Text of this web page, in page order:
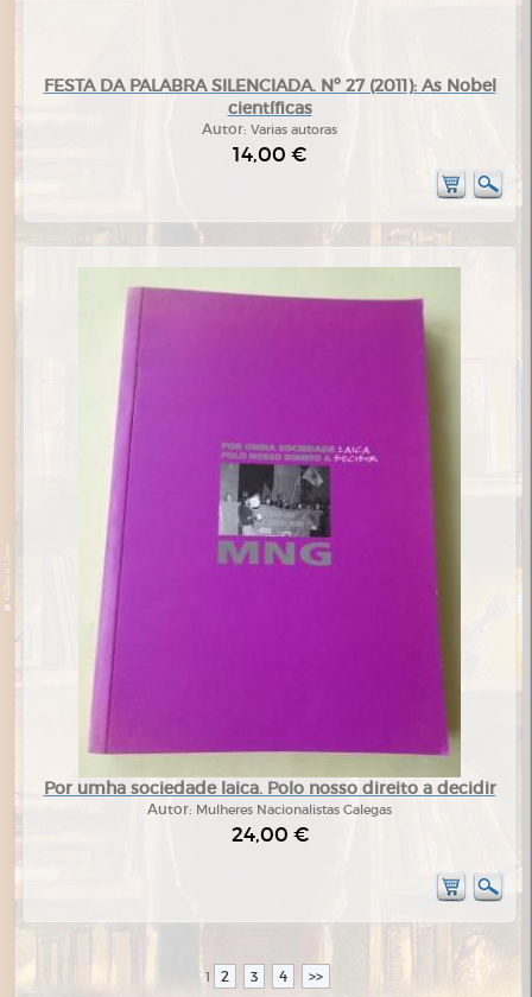
FESTA DA PALABRA SILENCIADA. Nº 27 (2011): As Nobel
científicas
Autor: Varias autoras
14,00 €
Por umha sociedade laica. Polo nosso direito a decidir
Autor: Mulheres Nacionalistas Galegas
24,00 €
1 2 3 4 >>